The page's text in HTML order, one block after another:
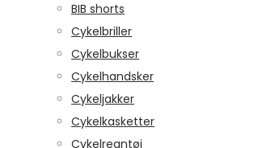
BIB shorts
Cykelbriller
Cykelbukser
Cykelhandsker
Cykeljakker
Cykelkasketter
Cykelregntøj